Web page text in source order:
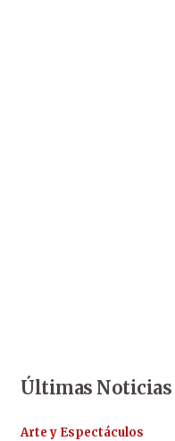
Últimas Noticias
Arte y Espectáculos